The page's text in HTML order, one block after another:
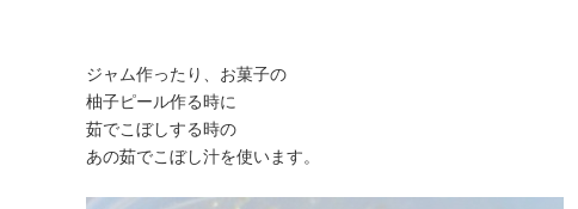
ジャム作ったり、お菓子の
柚子ピール作る時に
茹でこぼしする時の
あの茹でこぼし汁を使います。